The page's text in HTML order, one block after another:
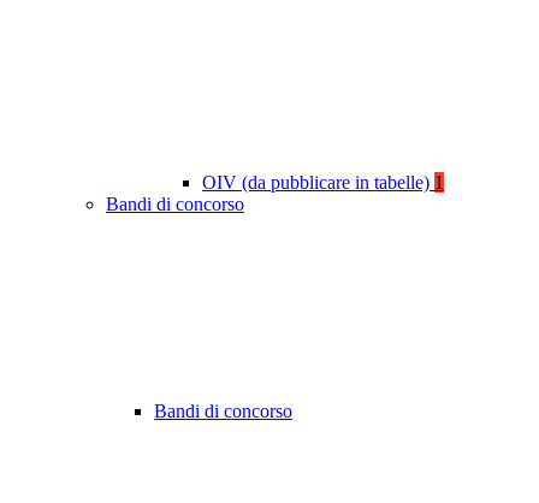
OIV (da pubblicare in tabelle) 1
Bandi di concorso
Bandi di concorso